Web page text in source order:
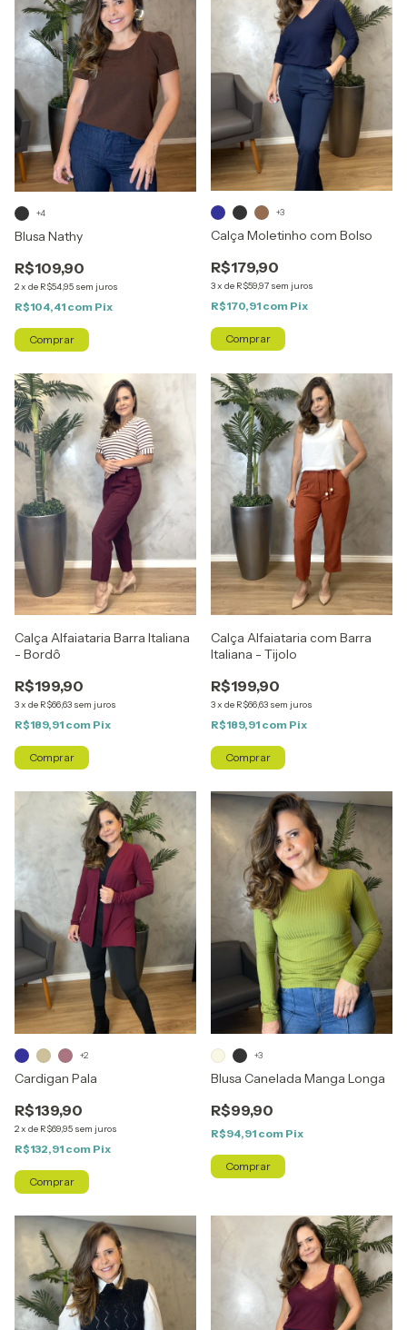
Blusa Nathy
R$109,90
2x de R$54,95 sem juros
R$104,41 com Pix
+4
Comprar
Calça Moletinho com Bolso
R$179,90
3x de R$59,97 sem juros
R$170,91 com Pix
+3
Comprar
Calça Alfaiataria Barra Italiana
- Bordô
R$199,90
3x de R$66,63 sem juros
R$189,91 com Pix
Comprar
Calça Alfaiataria com Barra
Italiana - Tijolo
R$199,90
3x de R$66,63 sem juros
R$189,91 com Pix
Comprar
Cardigan Pala
R$139,90
2x de R$69,95 sem juros
R$132,91 com Pix
+2
Comprar
Blusa Canelada Manga Longa
R$99,90
R$94,91 com Pix
+3
Comprar